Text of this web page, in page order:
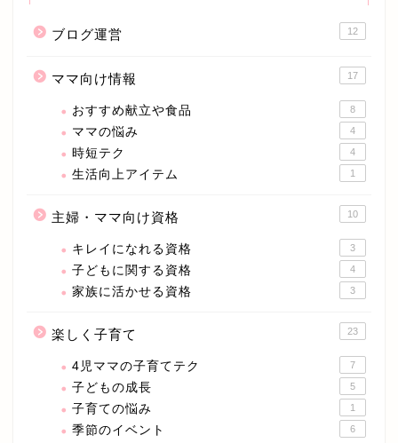
ブログ運営 12
ママ向け情報 17
おすすめ献立や食品 8
ママの悩み 4
時短テク 4
生活向上アイテム 1
主婦・ママ向け資格 10
キレイになれる資格 3
子どもに関する資格 4
家族に活かせる資格 3
楽しく子育て 23
4児ママの子育てテク 7
子どもの成長 5
子育ての悩み 1
季節のイベント 6